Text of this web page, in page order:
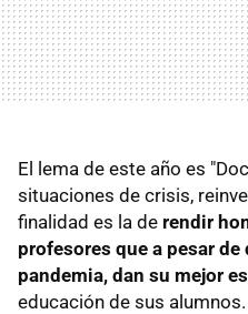
El lema de este año es
situaciones de crisis,
finalidad es la de rendir
profesores que a pesar
pandemia, dan su mejor
educación de sus alumnos.